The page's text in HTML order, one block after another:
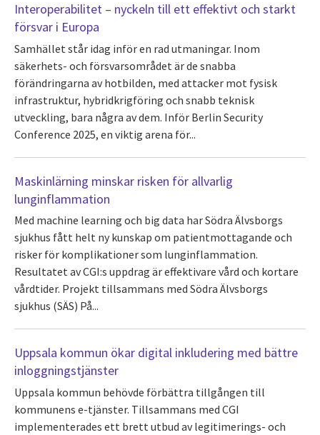
Interoperabilitet – nyckeln till ett effektivt och starkt
försvar i Europa
Samhället står idag inför en rad utmaningar. Inom
säkerhets- och försvarsområdet är de snabba
förändringarna av hotbilden, med attacker mot fysisk
infrastruktur, hybridkrigföring och snabb teknisk
utveckling, bara några av dem. Inför Berlin Security
Conference 2025, en viktig arena för...
Maskinlärning minskar risken för allvarlig
lunginflammation
Med machine learning och big data har Södra Älvsborgs
sjukhus fått helt ny kunskap om patientmottagande och
risker för komplikationer som lunginflammation.
Resultatet av CGI:s uppdrag är effektivare vård och kortare
vårdtider. Projekt tillsammans med Södra Älvsborgs
sjukhus (SÄS) På...
Uppsala kommun ökar digital inkludering med bättre
inloggningstjänster
Uppsala kommun behövde förbättra tillgången till
kommunens e-tjänster. Tillsammans med CGI
implementerades ett brett utbud av legitimerings- och